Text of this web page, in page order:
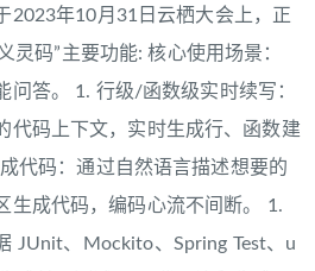
2023年10月31日云栖大会上，正
灵码”主要功能: 核心使用场景：
问答。 1. 行级/函数级实时续写：
代码上下文，实时生成行、函数建
代码：通过自然语言描述想要的
生成代码，编码心流不间断。 1.
JUnit、Mockito、Spring Test、u